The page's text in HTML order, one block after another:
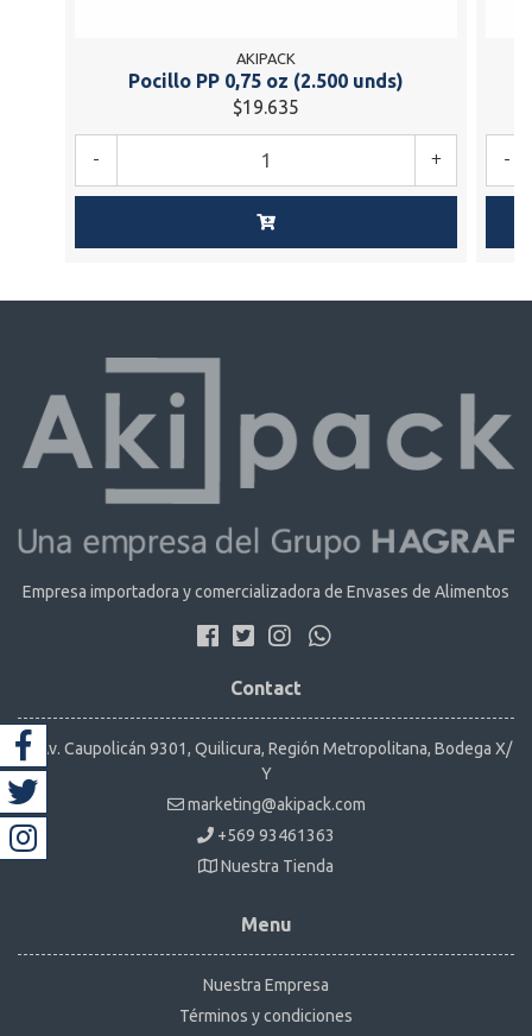
AKIPACK
Pocillo PP 0,75 oz (2.500 unds)
$19.635
+
- -
Empresa importadora y comercializadora de Envases de Alimentos
Contact
Av. Caupolicán 9301, Quilicura, Región Metropolitana, Bodega X/
Y
marketing@akipack.com
+569 93461363
Nuestra Tienda
Menu
Nuestra Empresa
Términos y condiciones